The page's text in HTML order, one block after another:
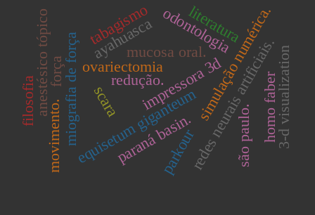
impressora 3d
scara simulação numérica.
equisetum giganteum
ovariectomia
miografia de força redes neurais artificiais.
ayahuasca
tabagismo
redução.
força
movimento.
anestésico tópico odontologia
mucosa oral. 3-d visualization
paraná basin.
parkour são paulo.
literatura
filosofia homo faber